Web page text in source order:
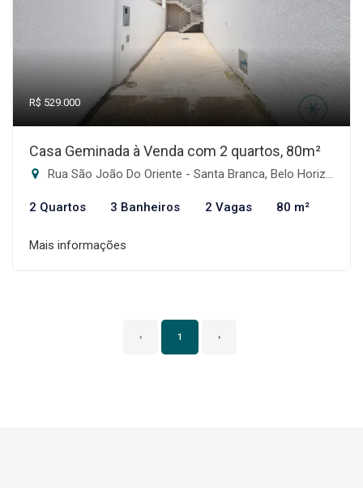
R$ 529.000
Casa Geminada à Venda com 2 quartos, 80m²
Rua São João Do Oriente - Santa Branca, Belo Horizonte-MG
2 Quartos 3 Banheiros 2 Vagas 80 m²
Mais informações
‹ 1 ›